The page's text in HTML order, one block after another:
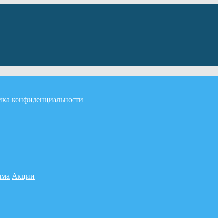
конфиденциальности
Акции